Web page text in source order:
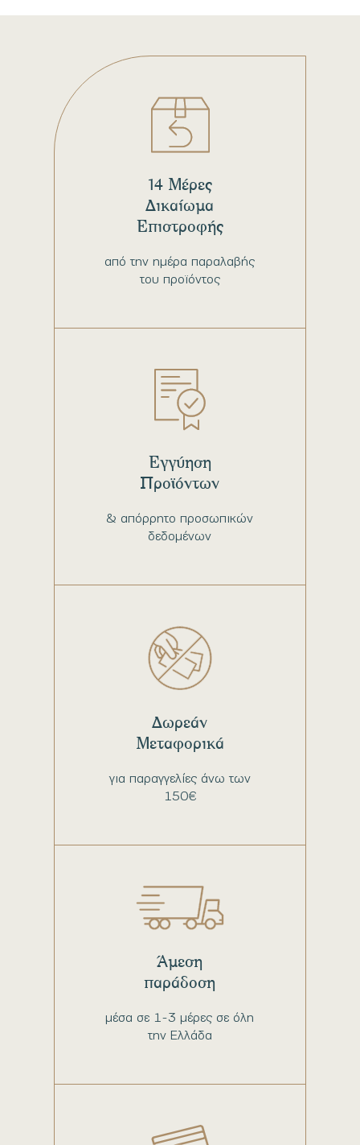
από την ημέρα παραλαβής
του προϊόντος
14 Μέρες
Δικαίωμα
Επιστροφής
& απόρρητο προσωπικών
δεδομένων
Εγγύηση
Προϊόντων
για παραγγελίες άνω των
150€
Δωρεάν
Μεταφορικά
μέσα σε 1-3 μέρες σε όλη
την Ελλάδα
Άμεση
παράδοση